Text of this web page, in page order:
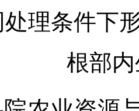
处理条件下
根部